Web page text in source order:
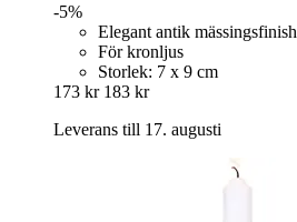
-5%
Elegant antik mässingsfinish
För kronljus
Storlek: 7 x 9 cm
173 kr 183 kr
Leverans till 17. augusti